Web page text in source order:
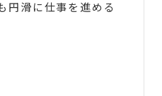
円滑に仕事を進める